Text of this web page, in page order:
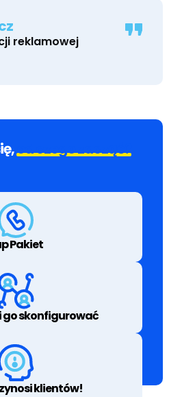
reklamowej
od czego zacząć?
Pakiet
go skonfigurować
klientów!